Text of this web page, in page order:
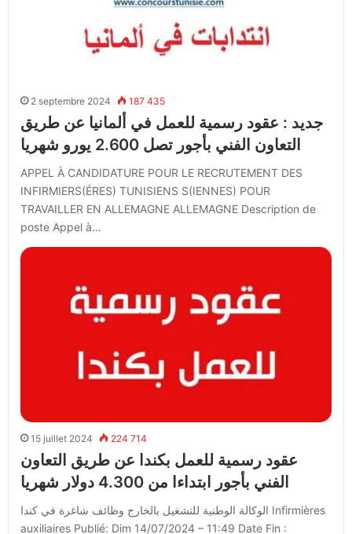
2 septembre 2024 187 435
جديد : عقود رسمية للعمل في ألمانيا عن طريق
التعاون الفني بأجور تصل 2.600 يورو شهريا
APPEL À CANDIDATURE POUR LE RECRUTEMENT DES
INFIRMIERS(ÉRES) TUNISIENS S(IENNES) POUR
TRAVAILLER EN ALLEMAGNE ALLEMAGNE Description de
poste Appel à…
15 juillet 2024 224 714
عقود رسمية للعمل بكندا عن طريق التعاون
الفني بأجور ابتداءا من 4.300 دولار شهريا
الوكالة الوطنية للتشغيل بالخارج وظائف شاغرة في كندا Infirmières
auxiliaires Publié: Dim 14/07/2024 – 11:49 Date Fin :